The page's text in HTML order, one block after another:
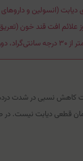
دیابت (انسولین و
علائم افت قند خون
اصلی نگهداری شود.
نسبی در شدت
قطعی دیابت نیست. در